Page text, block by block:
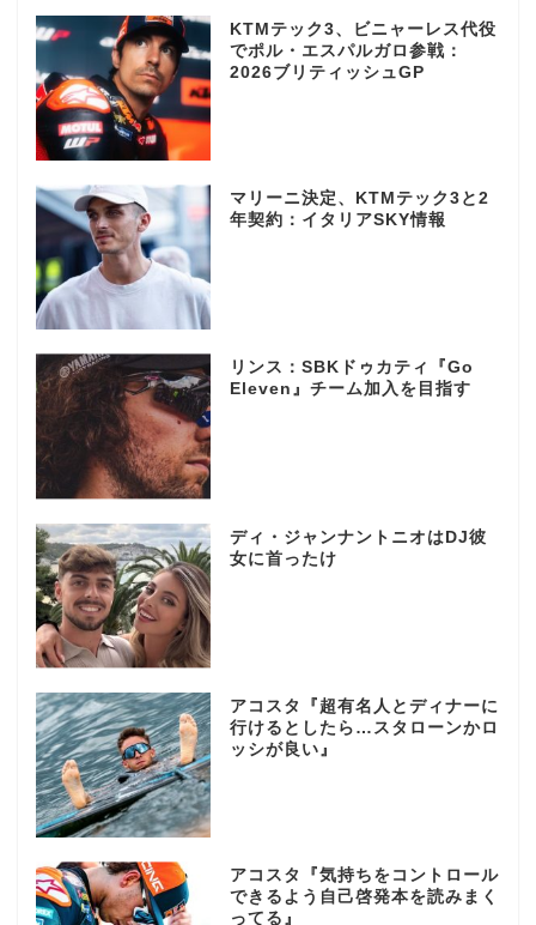
KTMテック3、ビニャーレス代役
でポル・エスパルガロ参戦：
2026ブリティッシュGP
マリーニ決定、KTMテック3と2
年契約：イタリアSKY情報
リンス：SBKドゥカティ『Go
Eleven』チーム加入を目指す
ディ・ジャンナントニオはDJ彼
女に首ったけ
アコスタ『超有名人とディナーに
行けるとしたら…スタローンかロ
ッシが良い』
アコスタ『気持ちをコントロール
できるよう自己啓発本を読みまく
ってる』